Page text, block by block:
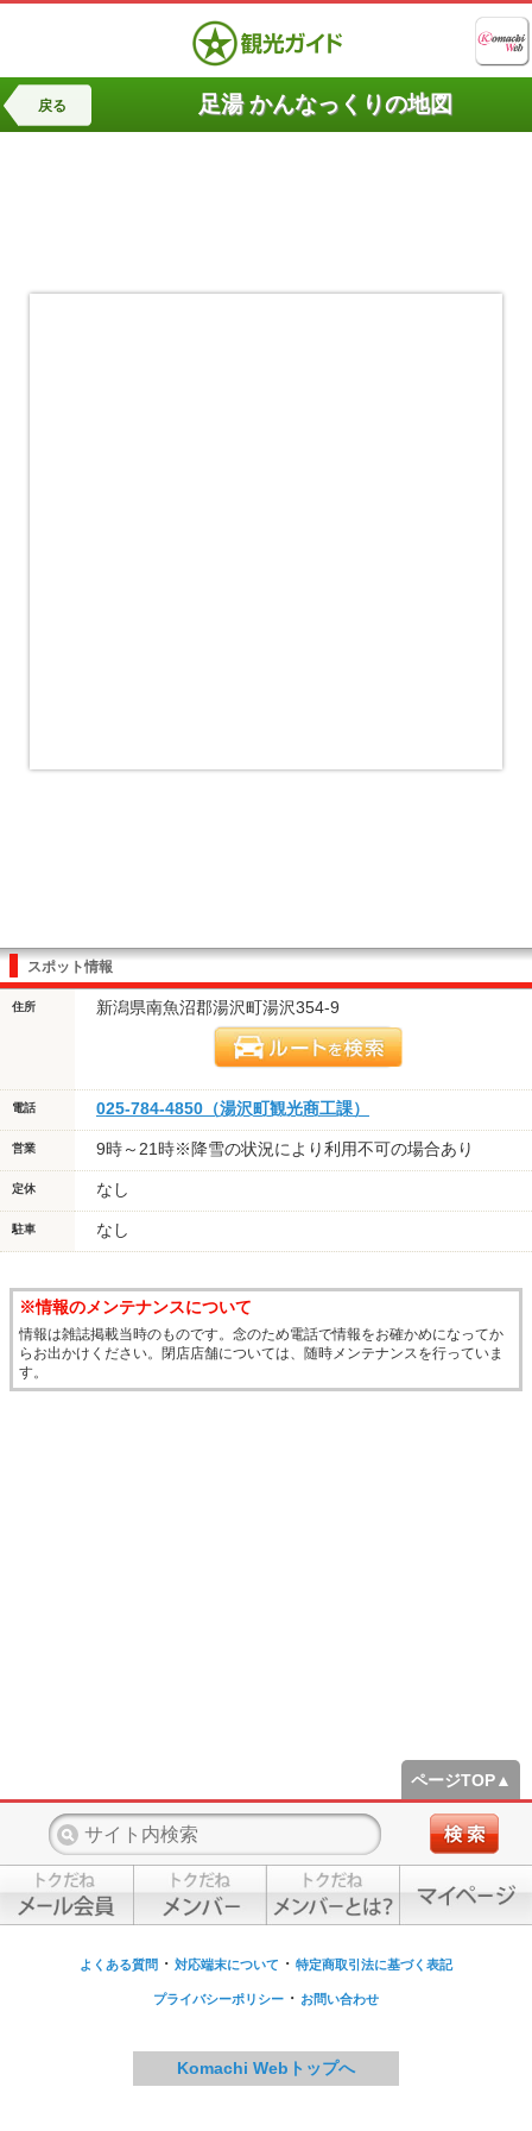
戻る 足湯 かんなっくりの地図
スポット情報
住所 新潟県南魚沼郡湯沢町湯沢354-9
電話 025-784-4850（湯沢町観光商工課）
営業 9時～21時※降雪の状況により利用不可の場合あり
定休 なし
駐車 なし
※情報のメンテナンスについて
情報は雑誌掲載当時のものです。念のため電話で情報をお確かめになってか
らお出かけください。閉店店舗については、随時メンテナンスを行っていま
す。
ページTOP▲
よくある質問 ・ 対応端末について ・ 特定商取引法に基づく表記
プライバシーポリシー ・ お問い合わせ
Komachi Webトップへ